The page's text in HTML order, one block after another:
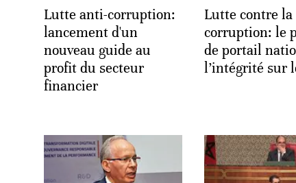
Lutte anti-corruption:
lancement d'un
nouveau guide au
profit du secteur
financier
Lutte contre la
corruption: le
de portail
l’intégrité sur